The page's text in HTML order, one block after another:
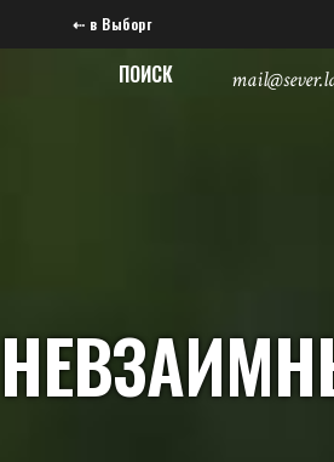
⇠ в Выборг
ПОИСК